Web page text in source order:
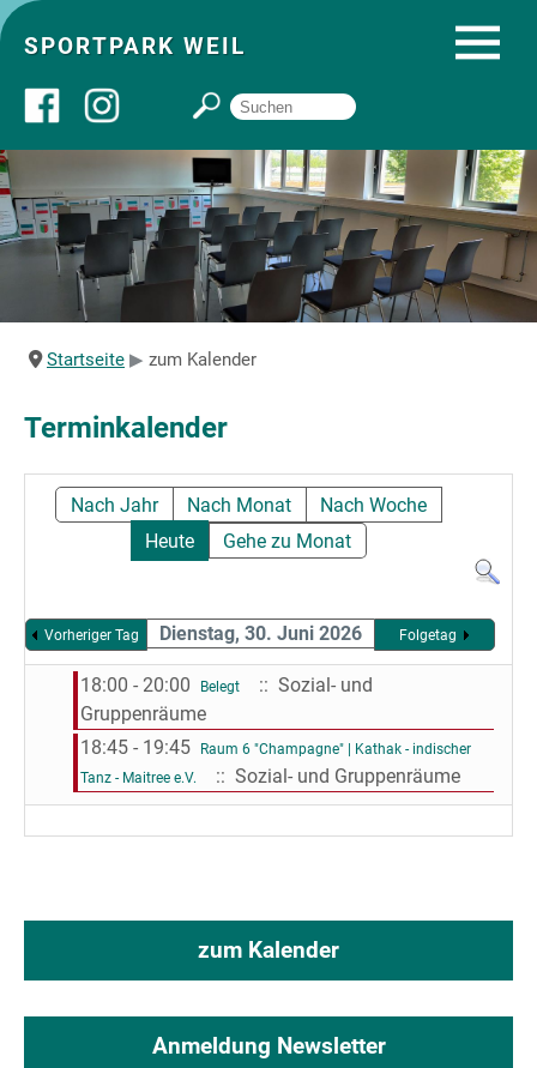
SPORTPARK WEIL
Über uns
Startseite
Angebote
Sportpark
Startseite zum Kalender
Terminkalender
Nach Jahr Nach Monat
Nach Woche
Heute
Gehe zu Monat
Vorheriger Tag Dienstag, 30. Juni 2026 Folgetag
18:00 - 20:00 Belegt
:: Sozial- und
Gruppenräume
18:45 - 19:45
Raum 6 "Champagne" | Kathak - indischer
Tanz - Maitree e.V.
:: Sozial- und Gruppenräume
zum Kalender
Anmeldung Newsletter